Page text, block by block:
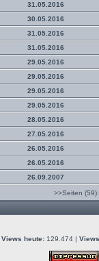
31.05.2016
30.05.2016
31.05.2016
31.05.2016
29.05.2016
29.05.2016
29.05.2016
29.05.2016
28.05.2016
27.05.2016
26.05.2016
26.05.2016
26.09.2007
>>Seiten
Views heute:129.474 |